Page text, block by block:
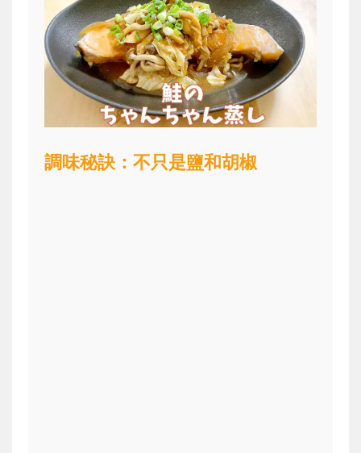
調味秘訣：不只是鹽和胡椒